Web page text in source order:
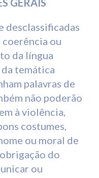
GERAIS
desclassificadas
coerência ou
da língua
temática
palavras de
não poderão
à violência,
costumes,
ou moral de
do
ou